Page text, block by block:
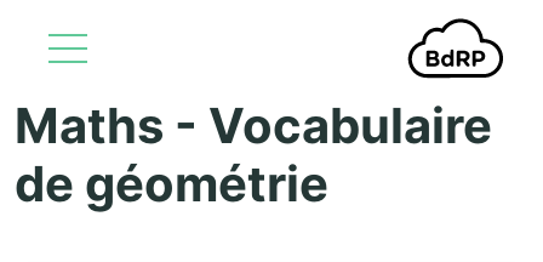
Aller au contenu principal
Maths - Vocabulaire
de géométrie